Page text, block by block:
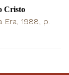
Cristo
1988, p.